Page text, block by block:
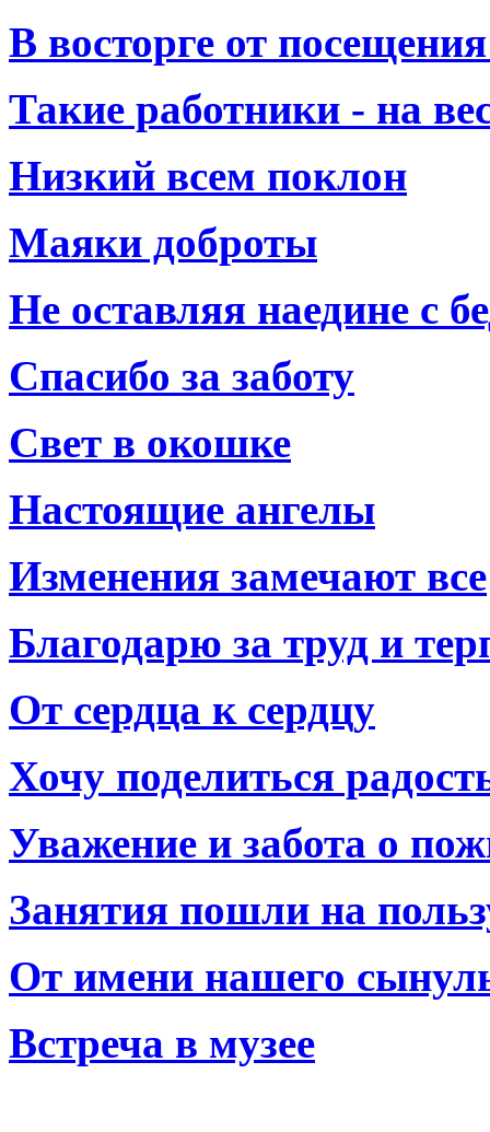
В восторге от
Такие работники - на
Низкий всем поклон
Маяки доброты
Не оставляя наедине с
Спасибо за заботу
Свет в окошке
Настоящие ангелы
Изменения замечают все
Благодарю за труд и
От сердца к сердцу
Хочу поделиться
Уважение и забота о
Занятия пошли на
От имени нашего
Встреча в музее